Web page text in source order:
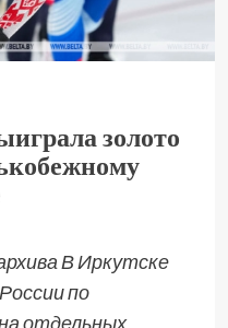
золото
В Иркутске
по
отдельных